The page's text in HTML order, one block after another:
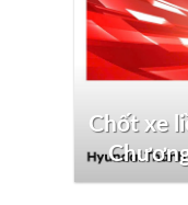
Chốt xe